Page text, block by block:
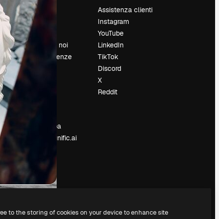
Prezzi
Chi siamo
Recensioni
Lavora con noi
Cerca tendenze
Blog
Eventi
Sala stampa
Cerchi magnific.ai
Assistenza clienti
Instagram
YouTube
LinkedIn
TikTok
Discord
X
Reddit
to the storing of cookies on your device to enhance site